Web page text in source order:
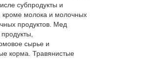
субпродукты и
кроме молока и молочных
продуктов. Мед
сырье и
корма. Травянистые